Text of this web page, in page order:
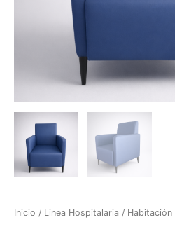
Inicio / Linea Hospitalaria / Habitación